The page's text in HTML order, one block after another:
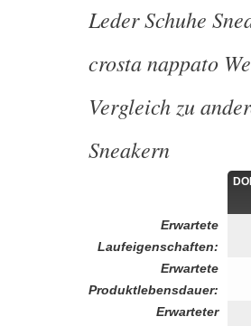
Leder Schuhe
crosta nappato
Vergleich zu
Sneakern
Erwartete
Laufeigenschaften:
Erwartete
Produktlebensdauer:
Erwarteter